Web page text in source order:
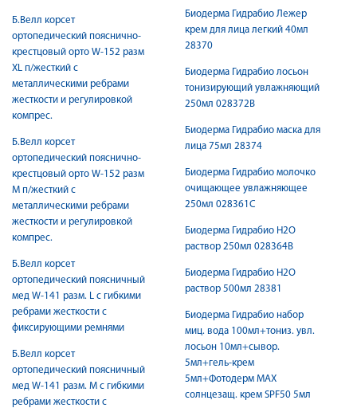
Б.Велл корсет
ортопедический пояснично-
крестцовый орто W-152 разм
XL п/жесткий с
металлическими ребрами
жесткости и регулировкой
компрес.
Б.Велл корсет
ортопедический пояснично-
крестцовый орто W-152 разм
М п/жесткий с
металлическими ребрами
жесткости и регулировкой
компрес.
Б.Велл корсет
ортопедический поясничный
мед W-141 разм. L с гибкими
ребрами жесткости с
фиксирующими ремнями
Б.Велл корсет
ортопедический поясничный
мед W-141 разм. M с гибкими
ребрами жесткости с
Биодерма Гидрабио Лежер
крем для лица легкий 40мл
28370
Биодерма Гидрабио лосьон
тонизирующий увлажняющий
250мл 028372B
Биодерма Гидрабио маска для
лица 75мл 28374
Биодерма Гидрабио молочко
очищающее увлажняющее
250мл 028361C
Биодерма Гидрабио Н2О
раствор 250мл 028364B
Биодерма Гидрабио Н2О
раствор 500мл 28381
Биодерма Гидрабио набор
миц. вода 100мл+тониз. увл.
лосьон 10мл+сывор.
5мл+гель-крем
5мл+Фотодерм MAX
солнцезащ. крем SPF50 5мл